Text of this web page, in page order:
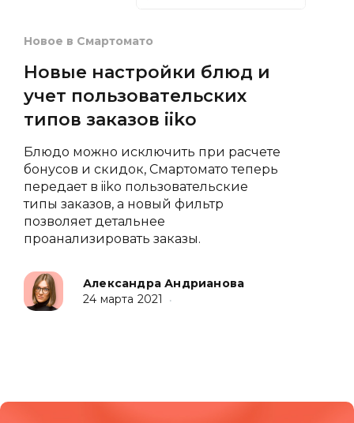
Новое в Смартомато
Новые настройки блюд и
учет пользовательских
типов заказов iiko
Блюдо можно исключить при расчете
бонусов и скидок, Смартомато теперь
передает в iiko пользовательские
типы заказов, а новый фильтр
позволяет детальнее
проанализировать заказы.
Александра Андрианова
24 марта 2021
•